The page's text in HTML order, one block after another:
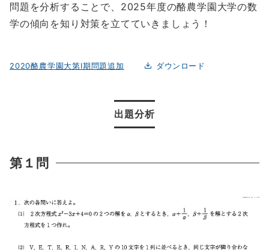
問題を分析することで、2025年度の酪農学園大学の数
学の傾向を知り対策を立てていきましょう！
2020酪農学園大第Ⅰ期問題追加 ダウンロード
出題分析
第１問